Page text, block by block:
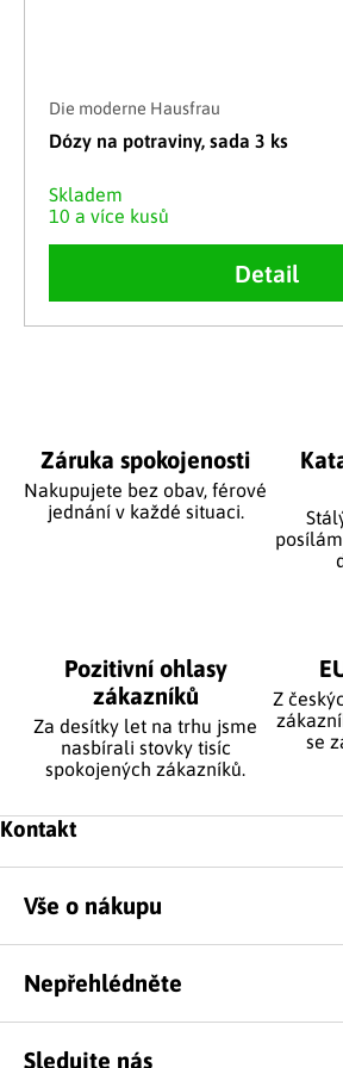
Die moderne Hausfrau
Dózy na potraviny, sada 3 ks
Skladem
10 a více kusů
Detail
Záruka spokojenosti
Nakupujete bez obav, férové
jednání v každé situaci.
Pozitivní ohlasy
zákazníků
Za desítky let na trhu jsme
nasbírali stovky tisíc
spokojených zákazníků.
Z
se
Zápatí
Kontakt
Vše o nákupu
Nepřehlédněte
Sledujte nás